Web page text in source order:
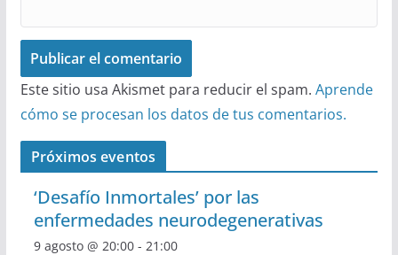
Este sitio usa Akismet para reducir el spam. Aprende
cómo se procesan los datos de tus comentarios.
Próximos eventos
‘Desafío Inmortales’ por las
enfermedades neurodegenerativas
9 agosto @ 20:00- 21:00